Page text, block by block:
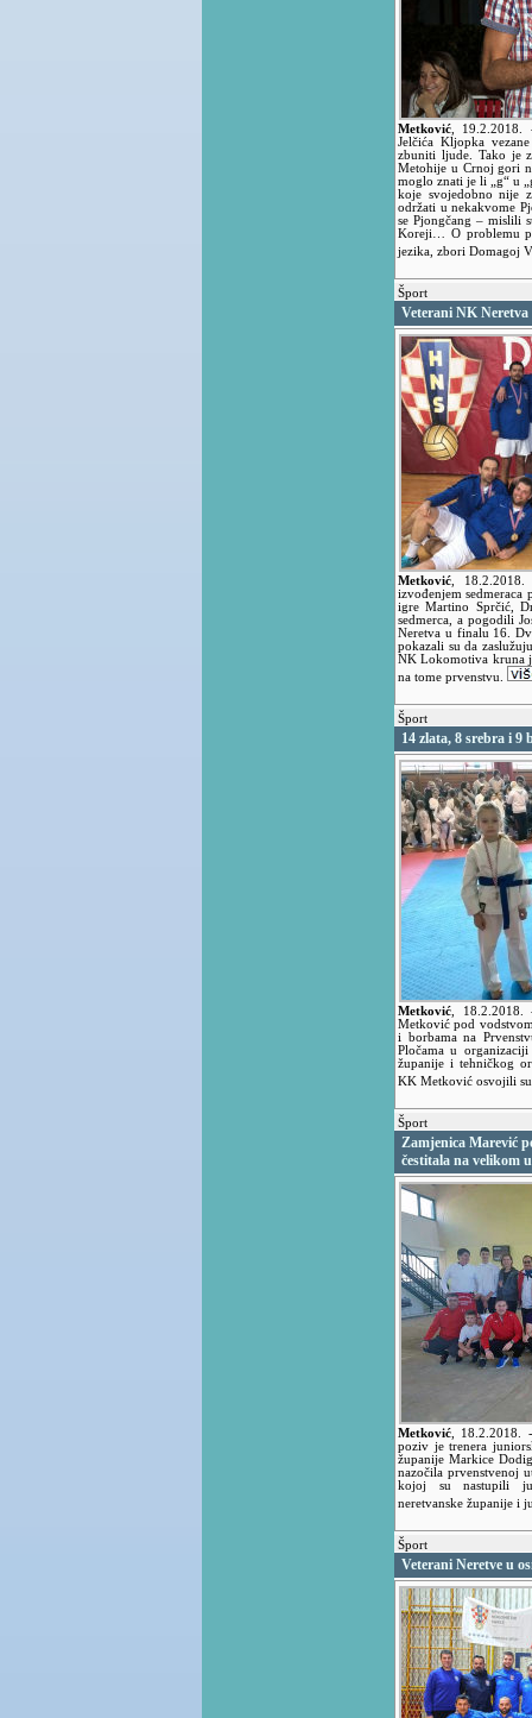
Metković 19.2.2018.
Jelčića Kljopka
zbuniti ljude. Tako je
Metohije u Crnoj gori
moglo znati je li „g“ u
koje svojedobno nije
održati u nekakvome
se Pjongčang – mislili
Koreji… O problemu
jezika, zbori Domagoj
Šport
Veterani NK
Metković
izvođenjem sedmeraca
igre Martino Sprčić,
sedmerca, a pogodili
Neretva u finalu 16.
pokazali su da
NK Lokomotiva kruna
na tome prvenstvu.
Šport
14 zlata, 8 srebra i 9
Metković 18.2.2018.
Metković pod
i borbama na
Pločama u organizaciji
županije i tehničkog
KK Metković osvojili
Šport
Zamjenica Marević
čestitala na velikom
Metković 18.2.2018.
poziv je trenera
županije Markice
nazočila prvenstvenoj
kojoj su nastupili
neretvanske županije i
Šport
Veterani Neretve u